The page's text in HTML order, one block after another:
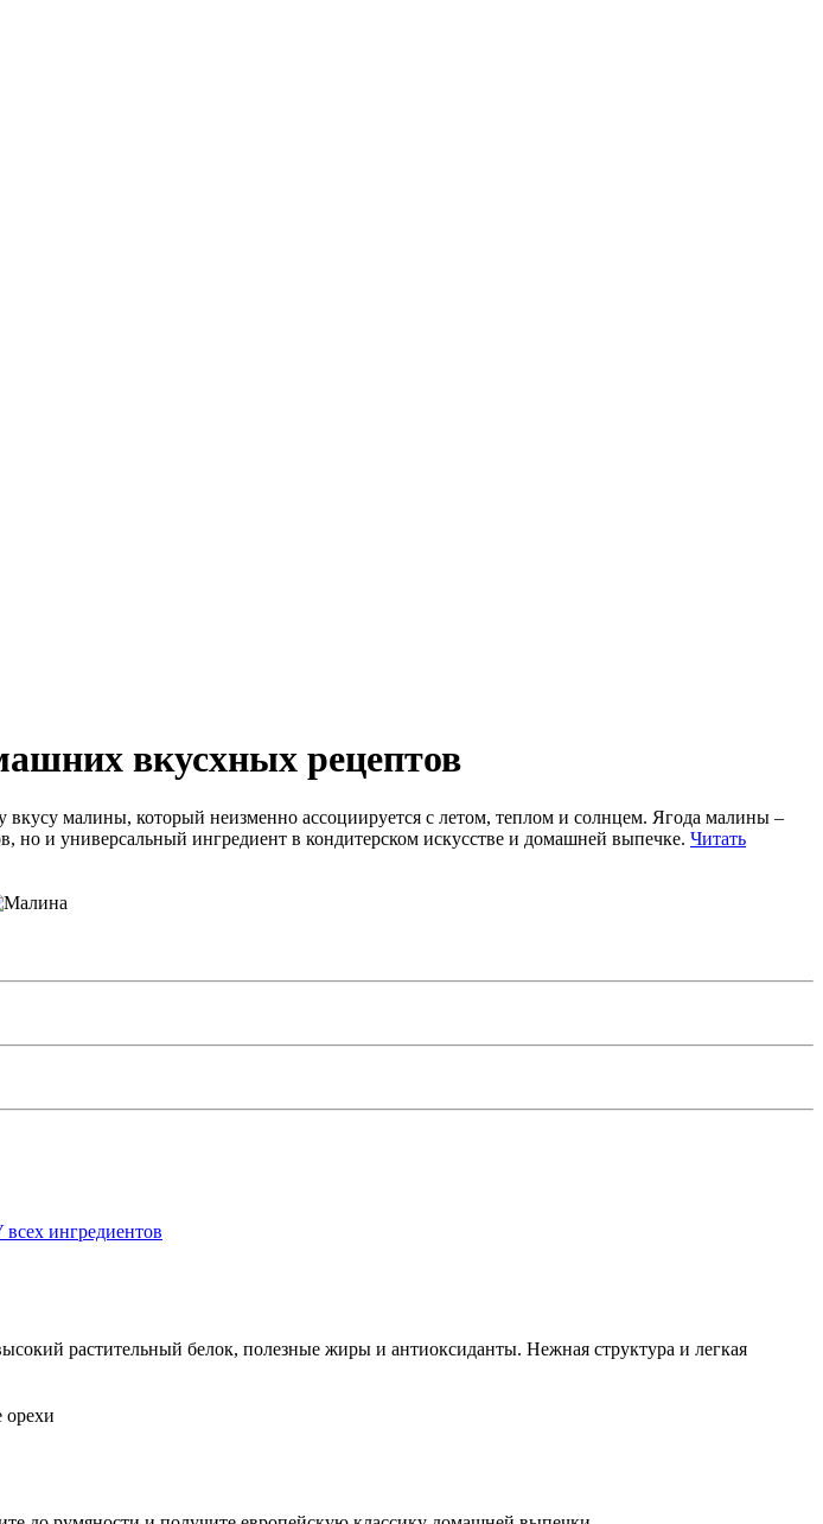
вкусхных рецептов
малины, который неизменно ассоциируется с летом, теплом и солнцем. Ягода малины –
и универсальный ингредиент в кондитерском искусстве и домашней выпечке. Читать
ингредиентов
растительный белок, полезные жиры и антиоксиданты. Нежная структура и легкая
орехи